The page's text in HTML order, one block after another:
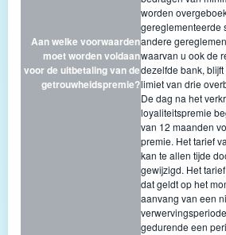
Aan welke voorwaarden
moet worden voldaan
voor de uitbetaling van de
getrouwheidspremie?
worden
gereglementeerde
andere
waarvan u ook de
dezelfde bank,
limiet van drie
De dag na het
loyaliteitspremie
van 12 maanden
premie. Het tarief
kan te allen tijde
gewijzigd. Het
dat geldt op het
aanvang van een
gedurende een